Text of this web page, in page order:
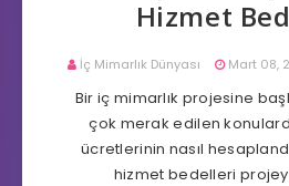
Hizmet
İç Mimarlık Dünyası Mart 08,
Bir iç mimarlık projesine
çok merak edilen
ücretlerinin nasıl
hizmet bedelleri